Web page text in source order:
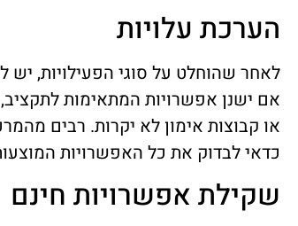
הערכת עלויות
לאחר שהוחלט על סוגי הפעילויות,
אם ישנן אפשרויות המתאימות
או קבוצות אימון לא יקרות. רבים
כדאי לבדוק את כל האפשרויות
שקילת אפשרויות חינם